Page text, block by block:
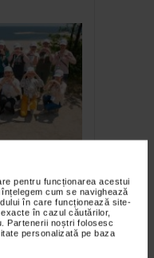
pentru funcționarea acestui
cum se navighează
în care funcționează site-
în cazul căutărilor,
Partenerii noștri folosesc
personalizată pe baza